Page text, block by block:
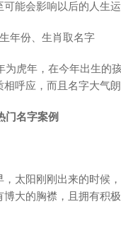
能会影响以后的人生运
年份、生肖取名字
为虎年，在今年出生的
相呼应，而且名字大气
门名字案例
，太阳刚刚出来的时候
大的胸襟，且拥有积